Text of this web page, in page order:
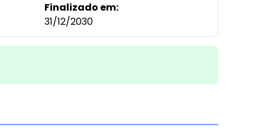
Finalizado em:
31/12/2030